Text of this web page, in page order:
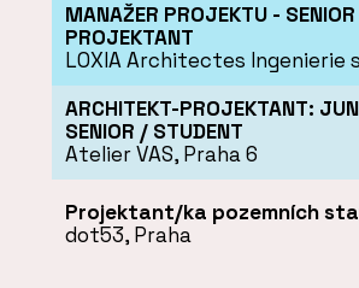
MANAŽER PROJEKTU - SENIOR
PROJEKTANT
LOXIA Architectes Ingenierie
ARCHITEKT-PROJEKTANT:
SENIOR / STUDENT
Atelier VAS, Praha 6
Projektant/ka pozemních
dot53, Praha